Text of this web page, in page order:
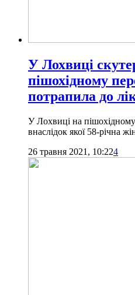
У Лохвиці
пішохідному
потрапила до
У Лохвиці на
внаслідок якої 58-річна
26 травня 2021, 10:224